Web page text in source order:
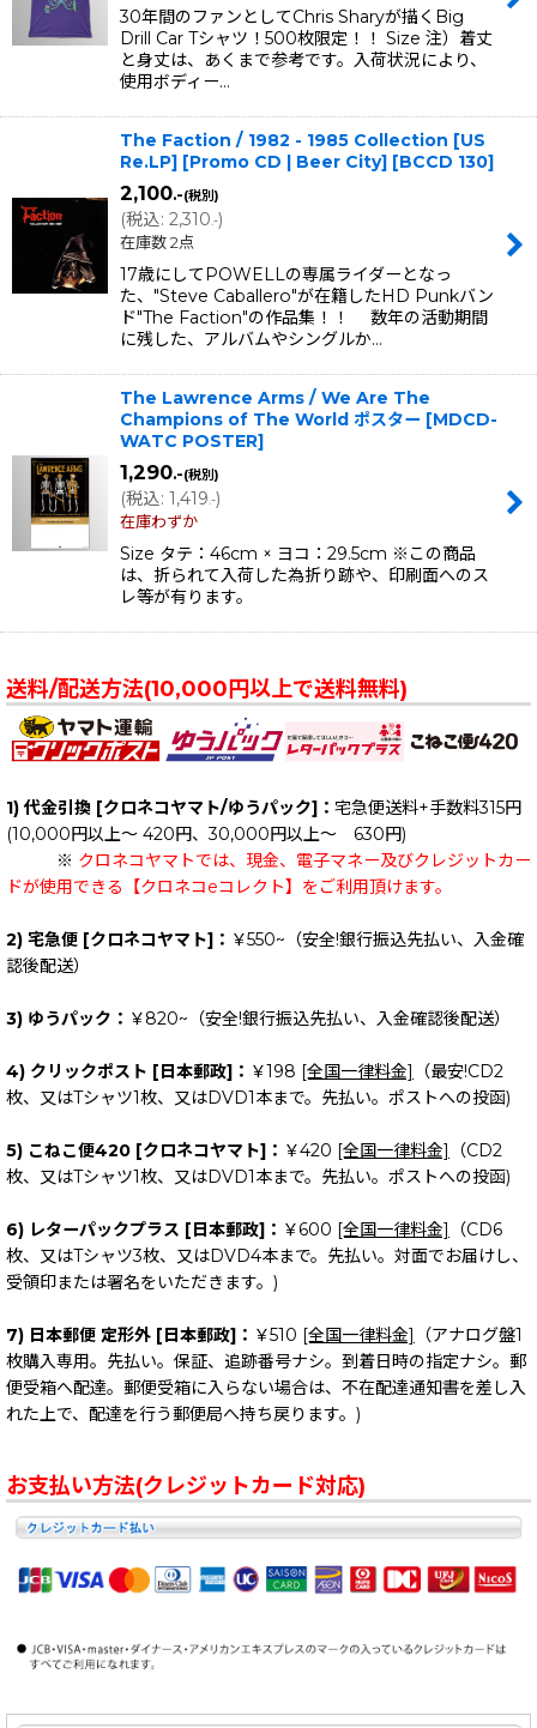
30年間のファンとしてChris Sharyが描くBig
Drill Car Tシャツ！500枚限定！！ Size 注）着丈
と身丈は、あくまで参考です。入荷状況により、
使用ボディー…
The Faction / 1982 - 1985 Collection [US
Re.LP] [Promo CD | Beer City] [BCCD 130]
2,100.-(税別)
(税込: 2,310.-)
在庫数 2点
17歳にしてPOWELLの専属ライダーとなっ
た、"Steve Caballero"が在籍したHD Punkバン
ド"The Faction"の作品集！！ 数年の活動期間
に残した、アルバムやシングルか…
The Lawrence Arms / We Are The
Champions of The World ポスター [MDCD-
WATC POSTER]
1,290.-(税別)
(税込: 1,419.-)
在庫わずか
Size タテ：46cm × ヨコ：29.5cm ※この商品
は、折られて入荷した為折り跡や、印刷面へのス
レ等が有ります。
送料/配送方法(10,000円以上で送料無料)
1) 代金引換 [クロネコヤマト/ゆうパック]： 宅急便送料+手数料315円
(10,000円以上～ 420円、30,000円以上～ 630円)
※ クロネコヤマトでは、現金、電子マネー及びクレジットカー
ドが使用できる【クロネコeコレクト】をご利用頂けます。
2) 宅急便 [クロネコヤマト]： ￥550~（安全!銀行振込先払い、入金確
認後配送）
3) ゆうパック： ￥820~（安全!銀行振込先払い、入金確認後配送）
4) クリックポスト [日本郵政]： ￥198 [全国一律料金]
（最安!CD2
枚、又はTシャツ1枚、又はDVD1本まで。先払い。ポストへの投函)
5) こねこ便420 [クロネコヤマト]： ￥420 [全国一律料金]
（CD2
枚、又はTシャツ1枚、又はDVD1本まで。先払い。ポストへの投函)
6) レターパックプラス [日本郵政]： ￥600 [全国一律料金]
（CD6
枚、又はTシャツ3枚、又はDVD4本まで。先払い。対面でお届けし、
受領印または署名をいただきます。)
7) 日本郵便 定形外 [日本郵政]： ￥510 [全国一律料金]
（アナログ盤1
枚購入専用。先払い。保証、追跡番号ナシ。到着日時の指定ナシ。郵
便受箱へ配達。郵便受箱に入らない場合は、不在配達通知書を差し入
れた上で、配達を行う郵便局へ持ち戻ります。)
お支払い方法(クレジットカード対応)